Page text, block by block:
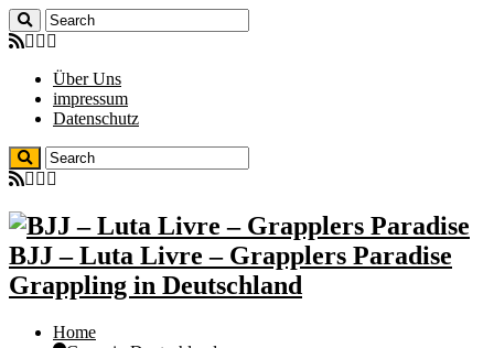
Über Uns
impressum
Datenschutz
BJJ – Luta Livre – Grapplers Paradise
Grappling in Deutschland
Home